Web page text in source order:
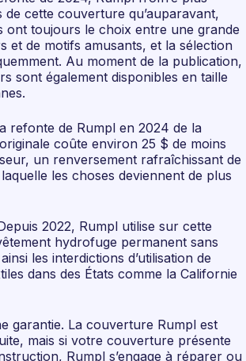
de cette couverture qu’auparavant,
ont toujours le choix entre une grande
et de motifs amusants, et la sélection
Au moment de la publication,
sont également disponibles en taille
refonte de Rumpl en 2024 de la
coûte environ 25 $ de moins
un renversement rafraîchissant de
les choses deviennent de plus
2022, Rumpl utilise sur cette
hydrofuge permanent sans
les interdictions d’utilisation de
dans des États comme la Californie
garantie. La couverture Rumpl est
mais si votre couverture présente
Rumpl s’engage à réparer ou